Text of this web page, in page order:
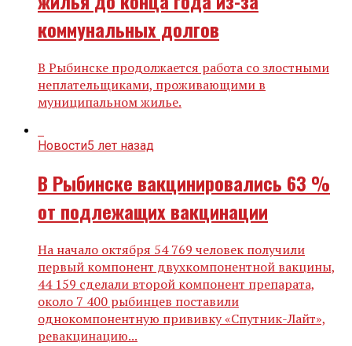
коммунальных долгов
В Рыбинске продолжается работа со злостными
неплательщиками, проживающими в
муниципальном жилье.
Новости5 лет назад
В Рыбинске вакцинировались 63 %
от подлежащих вакцинации
На начало октября 54 769 человек получили
первый компонент двухкомпонентной вакцины,
44 159 сделали второй компонент препарата,
около 7 400 рыбинцев поставили
однокомпонентную прививку «Спутник-Лайт»,
ревакцинацию...